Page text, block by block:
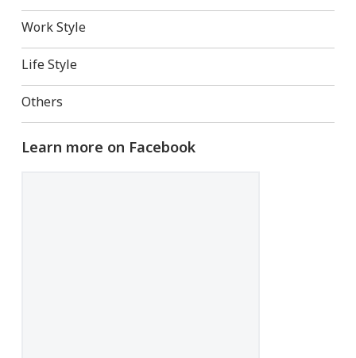
Work Style
Life Style
Others
Learn more on Facebook